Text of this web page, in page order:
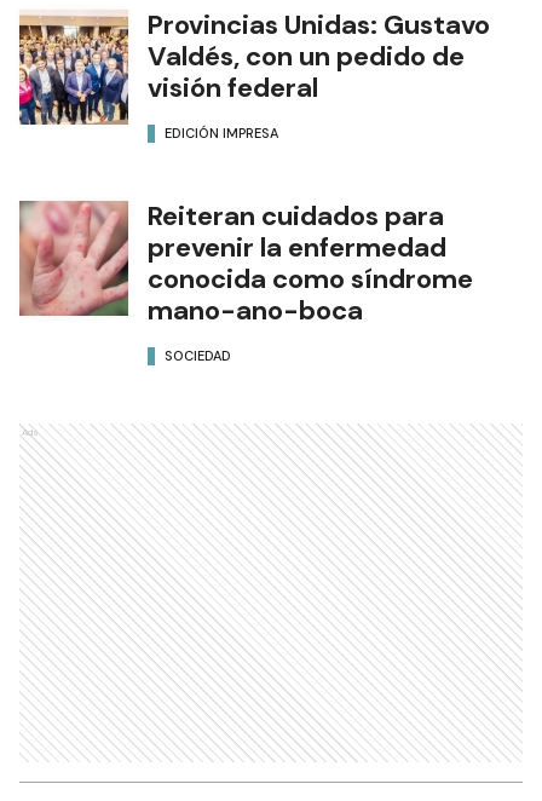
Provincias Unidas: Gustavo
Valdés, con un pedido de
visión federal
EDICIÓN IMPRESA
Reiteran cuidados para
prevenir la enfermedad
conocida como síndrome
mano-ano-boca
SOCIEDAD
Ads